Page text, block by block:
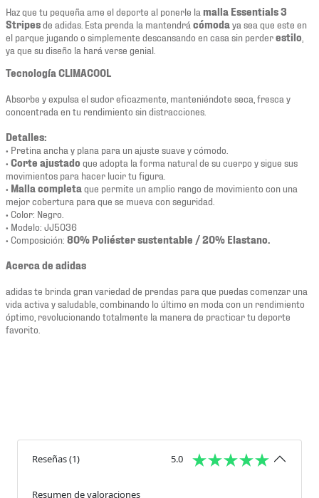
Haz que tu pequeña ame el deporte al ponerle la malla Essentials 3
Stripesde adidas. Esta prenda la mantendrá cómoda ya sea que este en
el parque jugando o simplemente descansando en casa sin perderestilo
ya que su diseño la hará verse genial.
Tecnología CLIMACOOL
Absorbe y expulsa el sudor eficazmente, manteniéndote seca, fresca y
concentrada en tu rendimiento sin distracciones.
Detalles:
• Pretina ancha y plana para un ajuste suave y cómodo.
• Corte ajustado que adopta la forma natural de su cuerpo y sigue sus
movimientos para hacer lucir tu figura.
• Malla completa que permite un amplio rango de movimiento con una
mejor cobertura para que se mueva con seguridad.
• Color: Negro.
• Modelo: JJ5036
• Composición: 80% Poliéster sustentable / 20% Elastano.
Acerca de adidas
adidas te brinda gran variedad de prendas para que puedas comenzar una
vida activa y saludable, combinando lo último en moda con un rendimiento
óptimo, revolucionando totalmente la manera de practicar tu deporte
favorito.
Reseñas(1) 5.0
Resumen de valoraciones